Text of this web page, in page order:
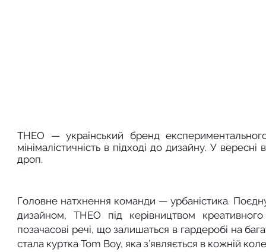
THEO — український бренд
мінімалістичність в підході до дизайну. У
дроп.
Головне натхнення команди — урбаністика.
дизайном, THEO під керівництвом
позачасові речі, що залишаться в гардеробі на
стала куртка Tom Boy, яка з’являється в кожній